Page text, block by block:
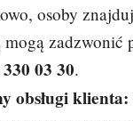
osoby
mogą zadzwonić
03 30.
obsługi klienta: